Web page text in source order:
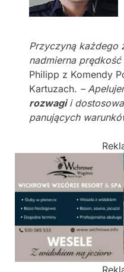
Przyczyną każdego
nadmierna prędkość
Philipp z Komendy
Kartuzach. –
rozwagii
panujących